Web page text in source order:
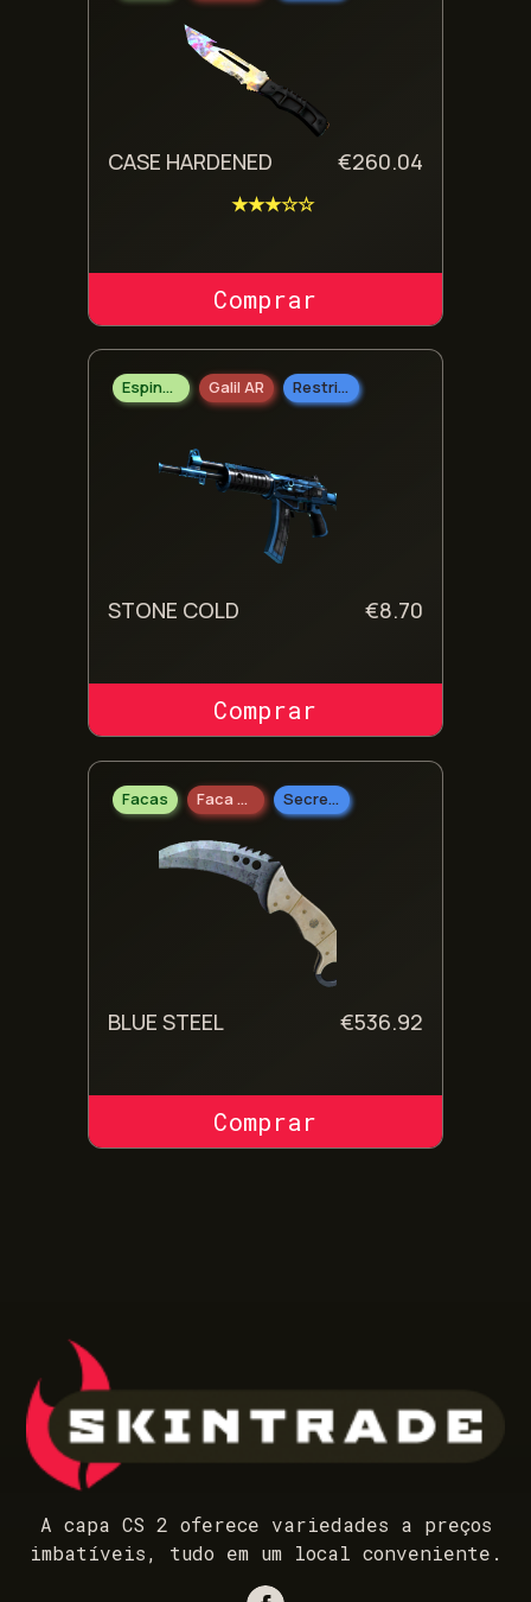
CASE HARDENED €260.04
★★★☆☆
COMPRAR SKIN
Espingarda Galil AR Restrito
STONE COLD €8.70
COMPRAR SKIN
Facas Faca Talon Secreto
BLUE STEEL €536.92
COMPRAR SKIN
A capa CS 2 oferece variedades a preços
imbatíveis, tudo em um local conveniente.